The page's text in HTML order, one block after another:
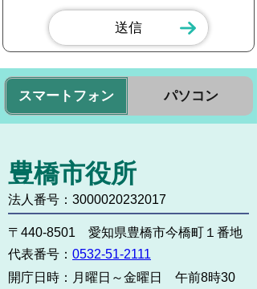
スマートフォン パソコン
豊橋市役所
法人番号：3000020232017
〒440-8501 愛知県豊橋市今橋町１番地
代表番号： 0532-51-2111
開庁日時： 月曜日～金曜日 午前8時30